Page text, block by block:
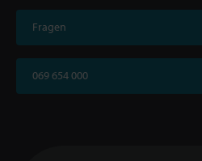
Fragen
069 654 000